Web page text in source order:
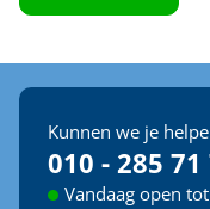
Kunnen we je
010 - 285 71
Vandaag open